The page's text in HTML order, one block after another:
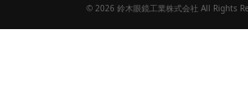
© 2026 鈴木眼鏡工業株式会社 All Rights